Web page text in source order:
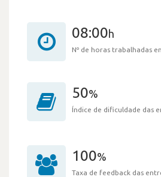
08:00h
Nº de horas trabalhadas
50%
Índice de dificuldade das
100%
Taxa de feedback das